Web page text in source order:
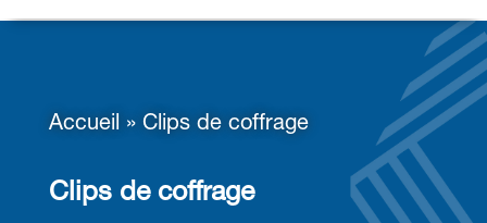
Accueil » Clips de coffrage
Clips de coffrage